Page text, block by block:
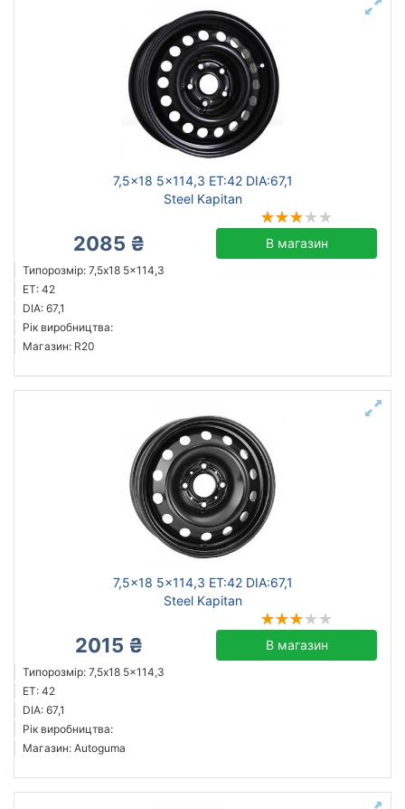
7,5x18 5x114,3 ET:42 DIA:67,1
Steel Kapitan
2085 ₴ В магазин
Типорозмір: 7,5x18 5x114,3
ET: 42
DIA: 67,1
Рік виробництва:
Магазин: R20
7,5x18 5x114,3 ET:42 DIA:67,1
Steel Kapitan
2015 ₴ В магазин
Типорозмір: 7,5x18 5x114,3
ET: 42
DIA: 67,1
Рік виробництва:
Магазин: Autoguma
Підібрати